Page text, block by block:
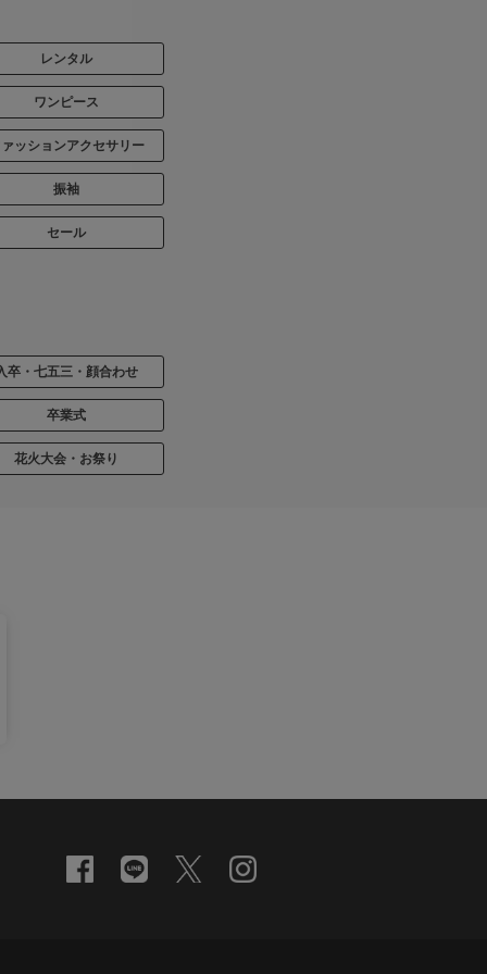
レンタル
ワンピース
ッションアクセサリー
振袖
セール
卒・七五三・顔合わせ
卒業式
花火大会・お祭り